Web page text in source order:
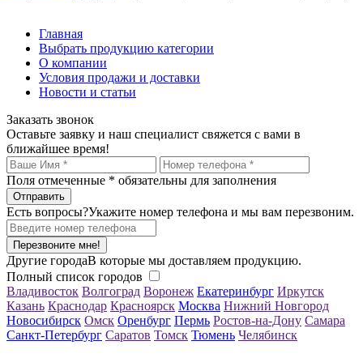
Главная
Выбрать продукцию категории
О компании
Условия продажи и доставки
Новости и статьи
Заказать звонок
Оставьте заявку и наш специалист свяжется с вами в
ближайшее время!
Поля отмеченные * обязательны для заполнения
Есть вопросы?Укажите номер телефона и мы вам перезвоним.
Перезвоните мне!
Другие городаВ которые мы доставляем продукцию.
Полный список городов
Владивосток Волгоград Воронеж Екатеринбург Иркутск
Казань Краснодар Красноярск Москва Нижний Новгород
Новосибирск Омск Оренбург Пермь Ростов-на-Дону Самара
Санкт-Петербург Саратов Томск Тюмень Челябинск